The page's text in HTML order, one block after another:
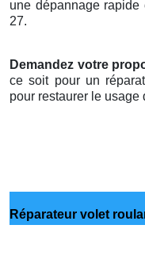
une dépannage rapide
27.
Demandez votre
ce soit pour un
pour restaurer le usage
Réparateur volet